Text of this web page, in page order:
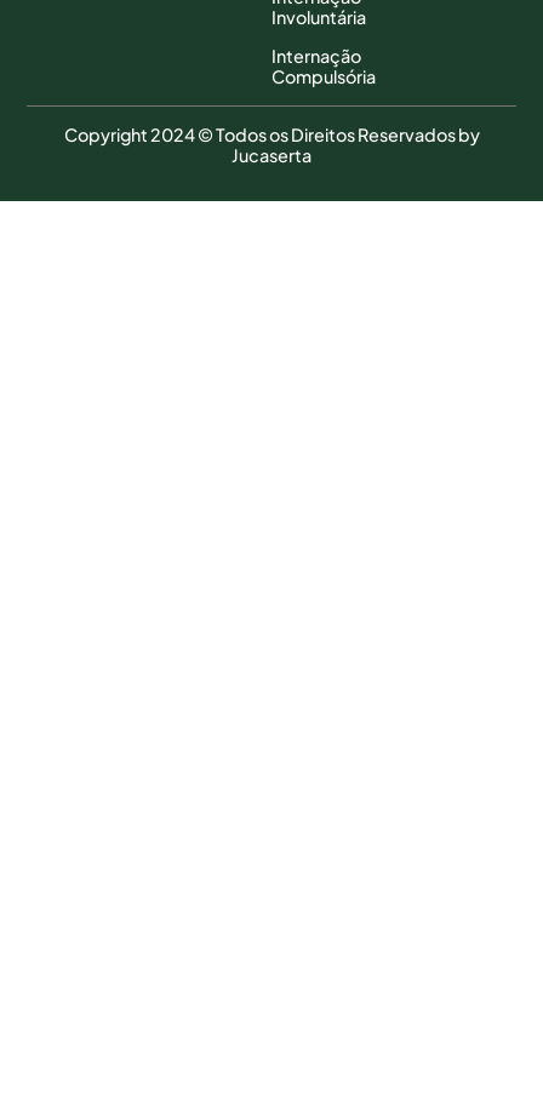
Involuntária
Internação
Compulsória
Copyright 2024 © Todos os Direitos Reservados by
Jucaserta